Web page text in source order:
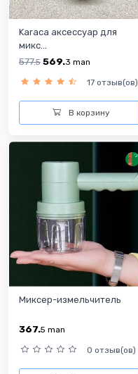
Karaca аксессуар для
микс...
577.5 569.3 man
17 отзыв(ов)
В корзину
Миксер-измельчитель
367.5 man
0 отзыв(ов)